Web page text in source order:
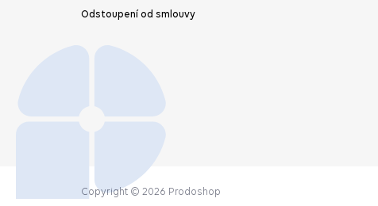
Odstoupení od smlouvy
Copyright © 2026 Prodoshop